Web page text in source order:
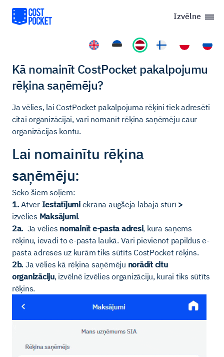
Izvēlne
Kā nomainīt CostPocket pakalpojumu
rēķina saņēmēju?
Ja vēlies, lai CostPocket pakalpojuma rēķini tiek adresēti
citai organizācijai, vari nomanīt rēķina saņēmēju caur
organizācijas kontu.
Lai nomainītu rēķina
saņēmēju:
Seko šiem soļiem:
1.Atver Iestatījumiekrāna augšējā labajā stūrī>
izvēlies Maksājumi.
2a. Ja vēlies nomainīt e-pasta adresi, kura saņems
rēķinu, ievadi to e-pasta laukā. Vari pievienot papildus e-
pasta adreses uz kurām tiks sūtīts CostPocket rēķins.
2b. Ja vēlies kā rēķina saņēmēju norādīt citu
organizāciju, izvēlnē izvēlies organizāciju, kurai tiks sūtīts
rēķins.